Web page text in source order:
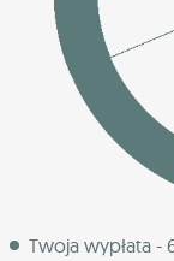
Twoja wypłata -